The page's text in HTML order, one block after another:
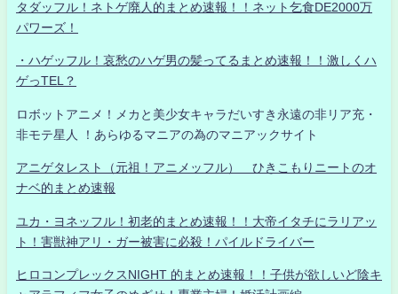
タダッフル！ネトゲ廃人的まとめ速報！！ネット乞食DE2000万
パワーズ！
・ハゲッフル！哀愁のハゲ男の髪ってるまとめ速報！！激しくハ
ゲっTEL？
ロボットアニメ！メカと美少女キャラだいすき永遠の非リア充・
非モテ星人 ！あらゆるマニアの為のマニアックサイト
アニゲタレスト（元祖！アニメッフル） ひきこもりニートのオ
ナベ的まとめ速報
ユカ・ヨネッフル！初老的まとめ速報！！大帝イタチにラリアッ
ト！害獣神アリ・ガー被害に必殺！パイルドライバー
ヒロコンプレックスNIGHT 的まとめ速報！！子供が欲しいど陰キ